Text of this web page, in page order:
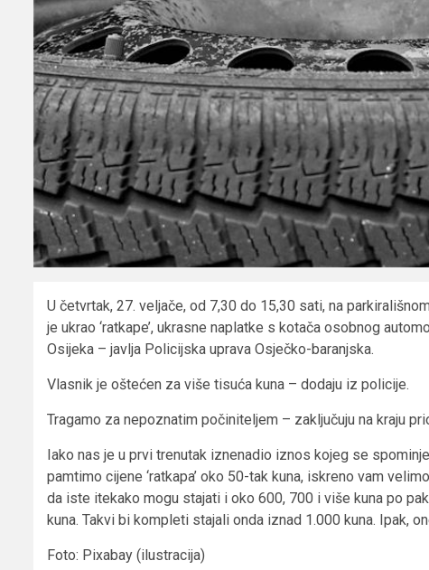
U četvrtak, 27. veljače, od 7,30 do 15,30 sati, na
je ukrao ‘ratkape’, ukrasne naplatke s kotača osobnog
Osijeka – javlja Policijska uprava Osječko-baranjska.
Vlasnik je oštećen za više tisuća kuna – dodaju iz policije.
Tragamo za nepoznatim počiniteljem – zaključuju na kraju
Iako nas je u prvi trenutak iznenadio iznos kojeg se
pamtimo cijene ‘ratkapa’ oko 50-tak kuna, iskreno vam
da iste itekako mogu stajati i oko 600, 700 i više kuna po
kuna. Takvi bi kompleti stajali onda iznad 1.000 kuna. Ipak,
Foto: Pixabay (ilustracija)